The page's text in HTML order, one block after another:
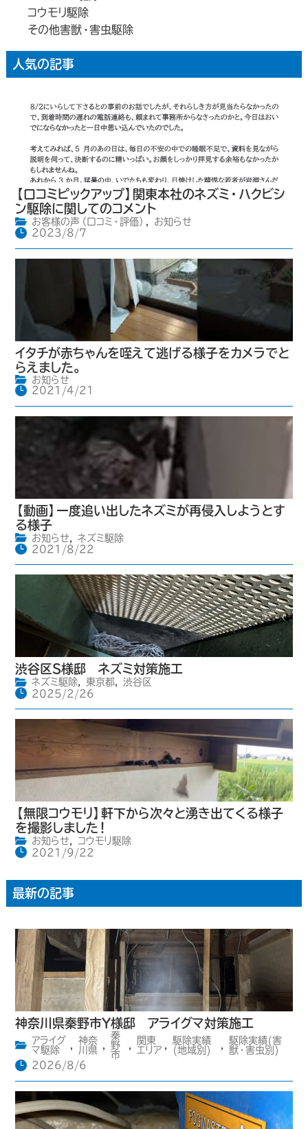
コウモリ駆除
その他害獣・害虫駆除
人気の記事
【口コミピックアップ】関東本社のネズミ・ハクビシ
ン駆除に関してのコメント
お客様の声（口コミ・評価） ,
お知らせ
2023/8/7
イタチが赤ちゃんを咥えて逃げる様子をカメラでと
らえました。
お知らせ
2021/4/21
【動画】一度追い出したネズミが再侵入しようとす
る様子
お知らせ,
ネズミ駆除
2021/8/22
渋谷区S様邸 ネズミ対策施工
ネズミ駆除, 東京都,
渋谷区
2025/2/26
【無限コウモリ】軒下から次々と湧き出てくる様子
を撮影しました！
お知らせ,
コウモリ駆除
2021/9/22
最新の記事
神奈川県秦野市Y様邸 アライグマ対策施工
アライグ
マ駆除
,
神奈
川県 ,
秦
野
市
,
関東
エリア ,
駆除実績
(地域別)
,
駆除実績(害
獣・害虫別)
2026/8/6